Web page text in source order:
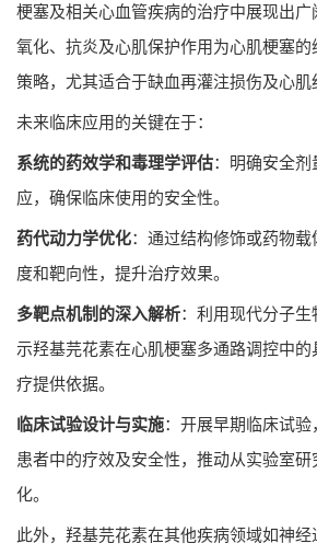
梗塞及相关心血管疾病的治疗中展现出
氧化、抗炎及心肌保护作用为心肌梗塞
策略，尤其适合于缺血再灌注损伤及心肌
未来临床应用的关键在于：
系统的药效学和毒理学评估：明确安全
应，确保临床使用的安全性。
药代动力学优化：通过结构修饰或药物
度和靶向性，提升治疗效果。
多靶点机制的深入解析：利用现代分子
示羟基芫花素在心肌梗塞多通路调控中
疗提供依据。
临床试验设计与实施：开展早期临床试
患者中的疗效及安全性，推动从实验室
化。
此外，羟基芫花素在其他疾病领域如神